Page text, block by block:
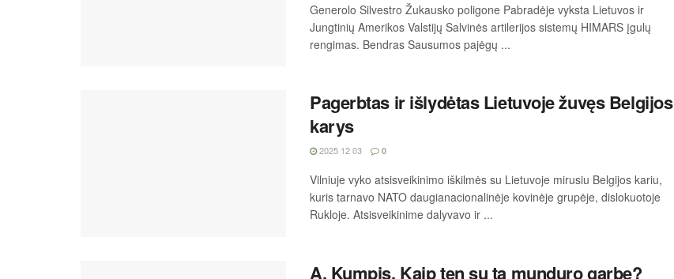
Generolo Silvestro Žukausko poligone Pabradėje vyksta Lietuvos ir
Jungtinių Amerikos Valstijų Salvinės artilerijos sistemų HIMARS įgulų
rengimas. Bendras Sausumos pajėgų ...
Pagerbtas ir išlydėtas Lietuvoje žuvęs Belgijos
karys
2025 12 03 0
Vilniuje vyko atsisveikinimo iškilmės su Lietuvoje mirusiu Belgijos kariu,
kuris tarnavo NATO daugianacionalinėje kovinėje grupėje, dislokuotoje
Rukloje. Atsisveikinime dalyvavo ir ...
A. Kumpis. Kaip ten su ta munduro garbe?